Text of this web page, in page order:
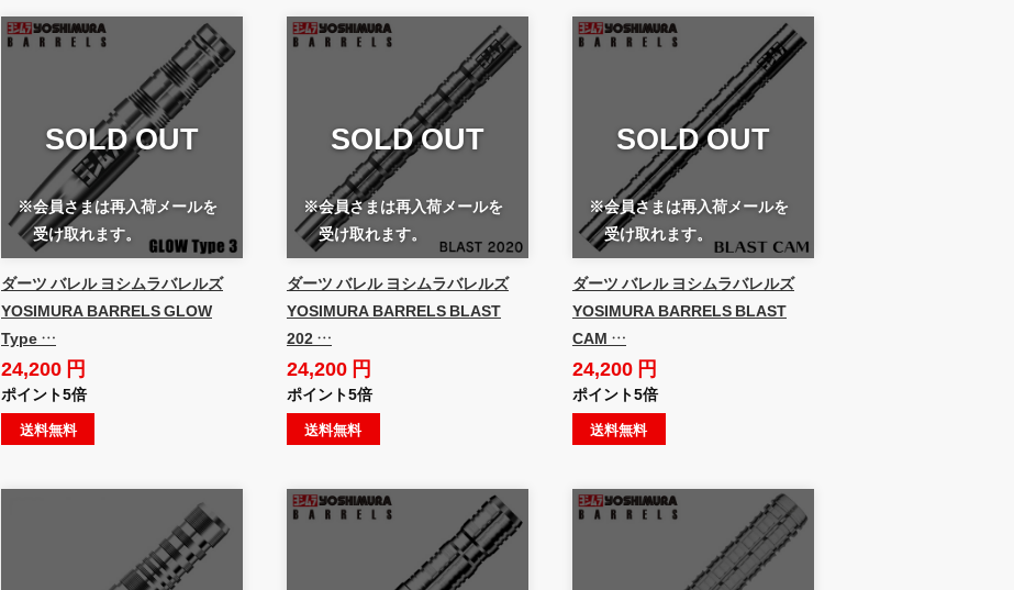
SOLD OUT
※会員さまは再入荷メールを
受け取れます。
ダーツ バレル ヨシムラバレルズ
YOSIMURA BARRELS GLOW
Type …
24,200 円
ポイント5倍
送料無料
SOLD OUT
※会員さまは再入荷メールを
受け取れます。
ダーツ バレル ヨシムラバレルズ
YOSIMURA BARRELS BLAST
202 …
24,200 円
ポイント5倍
送料無料
SOLD OUT
※会員さまは再入荷メールを
受け取れます。
ダーツ バレル ヨシムラバレルズ
YOSIMURA BARRELS BLAST
CAM …
24,200 円
ポイント5倍
送料無料